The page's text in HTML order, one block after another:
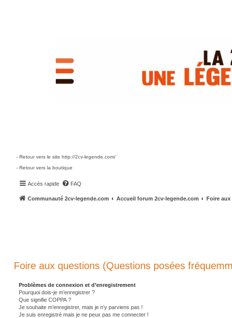
- Retour vers le site http://2cv-legende.com/
- Retour vers la boutique
Accès rapide FAQ
Communauté 2cv-legende.com Accueil forum 2cv-legende.com Foire
Foire aux questions (Questions posées
Problèmes de connexion et d’enregistrement
Pourquoi dois-je m’enregistrer ?
Que signifie COPPA ?
Je souhaite m’enregistrer, mais je n’y parviens pas !
Je suis enregistré mais je ne peux pas me connecter !